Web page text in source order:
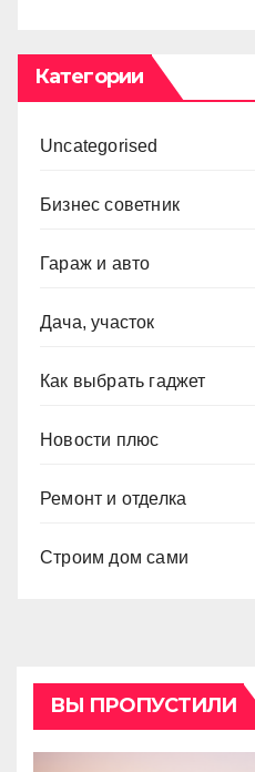
Категории
Uncategorised
Бизнес советник
Гараж и авто
Дача, участок
Как выбрать гаджет
Новости плюс
Ремонт и отделка
Строим дом сами
ВЫ ПРОПУСТИЛИ